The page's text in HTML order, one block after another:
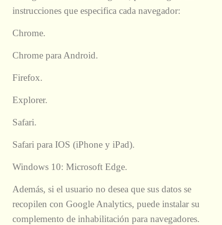
instrucciones que especifica cada navegador:
Chrome.
Chrome para Android.
Firefox.
Explorer.
Safari.
Safari para IOS (iPhone y iPad).
Windows 10: Microsoft Edge.
Además, si el usuario no desea que sus datos se
recopilen con Google Analytics, puede instalar su
complemento de inhabilitación para navegadores.